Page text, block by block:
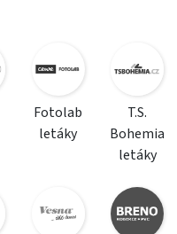
Fotolab
letáky
T.S.
Bohemia
letáky